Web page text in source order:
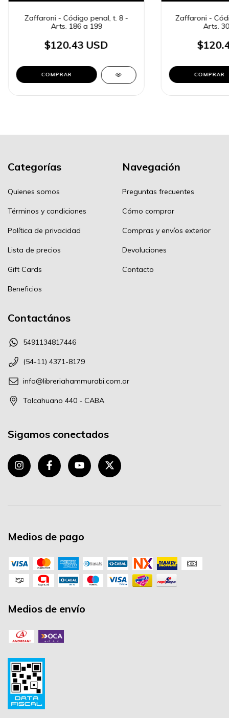
Zaffaroni - Código penal, t. 8 -
Arts. 186 a 199
$120.43 USD
Zaffaroni -
Arts.
Categorías
Quienes somos
Términos y condiciones
Política de privacidad
Lista de precios
Gift Cards
Beneficios
Navegación
Preguntas frecuentes
Cómo comprar
Compras y envíos exterior
Devoluciones
Contacto
Contactános
5491134817446
(54-11) 4371-8179
info@libreriahammurabi.com.ar
Talcahuano 440 - CABA
Sigamos conectados
Medios de pago
Medios de envío